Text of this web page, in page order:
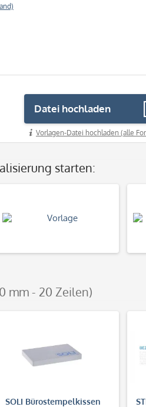
Datei hochladen
Vorlagen-Datei hochladen (alle
starten:
mm - 20 Zeilen)
SOLI Bürostempelkissen